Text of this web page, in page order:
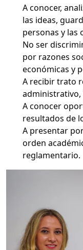
A conocer,
las ideas,
personas y las
No ser
por razones
económicas y
A recibir trato
A conocer
resultados de
A presentar
orden
reglamentario.